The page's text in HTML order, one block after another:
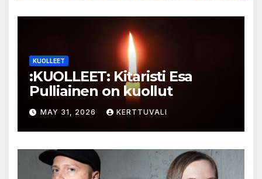
KUOLLEET
:KUOLLEET: Kitaristi Esa
Pulliainen on kuollut
MAY 31, 2026 KERTTUVALI